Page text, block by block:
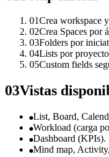
01Crea workspace
02Crea Spaces por
03Folders por
04Lists por
05Custom fields
03Vistas
List, Board,
Workload (carga
Dashboard (KPIs).
Mind map,